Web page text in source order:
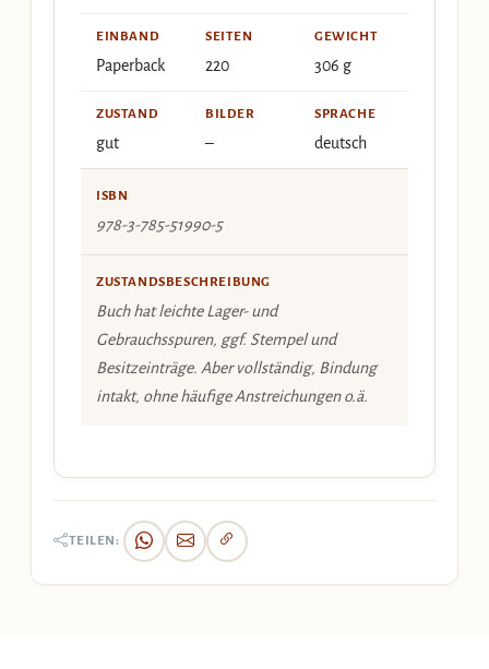
EINBAND
Paperback
SEITEN
220
GEWICHT
306 g
ZUSTAND
gut
BILDER
–
SPRACHE
deutsch
ISBN
978-3-785-51990-5
ZUSTANDSBESCHREIBUNG
Buch hat leichte Lager- und
Gebrauchsspuren, ggf. Stempel und
Besitzeinträge. Aber vollständig, Bindung
intakt, ohne häufige Anstreichungen o.ä.
TEILEN: